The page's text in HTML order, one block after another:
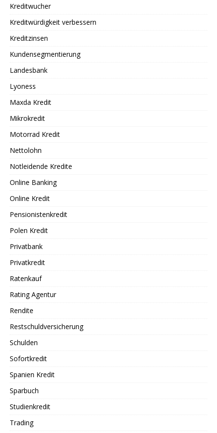
Kreditwucher
Kreditwürdigkeit verbessern
Kreditzinsen
Kundensegmentierung
Landesbank
Lyoness
Maxda Kredit
Mikrokredit
Motorrad Kredit
Nettolohn
Notleidende Kredite
Online Banking
Online Kredit
Pensionistenkredit
Polen Kredit
Privatbank
Privatkredit
Ratenkauf
Rating Agentur
Rendite
Restschuldversicherung
Schulden
Sofortkredit
Spanien Kredit
Sparbuch
Studienkredit
Trading